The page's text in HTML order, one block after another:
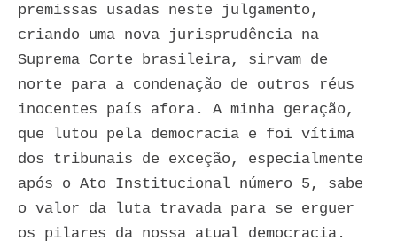
premissas usadas neste julgamento,
criando uma nova jurisprudência na
Suprema Corte brasileira, sirvam de
norte para a condenação de outros réus
inocentes país afora. A minha geração,
que lutou pela democracia e foi vítima
dos tribunais de exceção, especialmente
após o Ato Institucional número 5, sabe
o valor da luta travada para se erguer
os pilares da nossa atual democracia.